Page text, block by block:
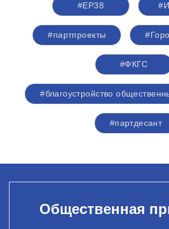
#ЕР38
#партпроекты
#ФКГС
#благоустройство
#партдесант
Общественная